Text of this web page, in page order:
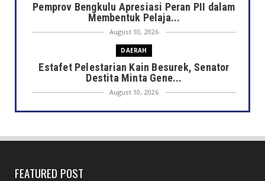
Pemprov Bengkulu Apresiasi Peran PII dalam
Membentuk Pelaja...
August 10, 2026
DAERAH
Estafet Pelestarian Kain Besurek, Senator
Destita Minta Gene...
August 10, 2026
DAERAH
Bengkulu Dorong Regener...
FEATURED POST